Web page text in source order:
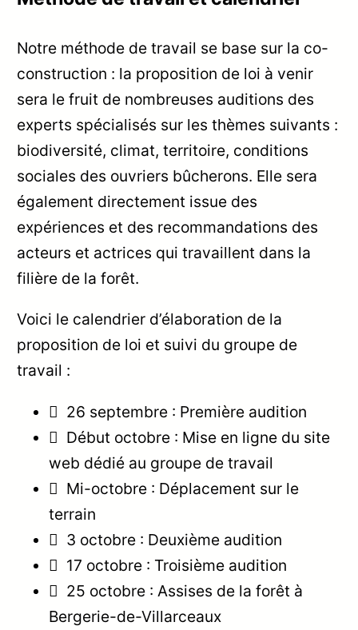
Notre méthode de travail se base sur la co-
construction : la proposition de loi à venir
sera le fruit de nombreuses auditions des
experts spécialisés sur les thèmes suivants :
biodiversité, climat, territoire, conditions
sociales des ouvriers bûcherons. Elle sera
également directement issue des
expériences et des recommandations des
acteurs et actrices qui travaillent dans la
filière de la forêt.
Voici le calendrier d’élaboration de la
proposition de loi et suivi du groupe de
travail :
 26 septembre : Première audition
 Début octobre : Mise en ligne du site
web dédié au groupe de travail
 Mi-octobre : Déplacement sur le
terrain
 3 octobre : Deuxième audition
 17 octobre : Troisième audition
 25 octobre : Assises de la forêt à
Bergerie-de-Villarceaux